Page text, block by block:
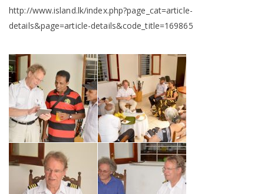
http://www.island.lk/index.php?page_cat=article-
details&page=article-details&code_title=169865